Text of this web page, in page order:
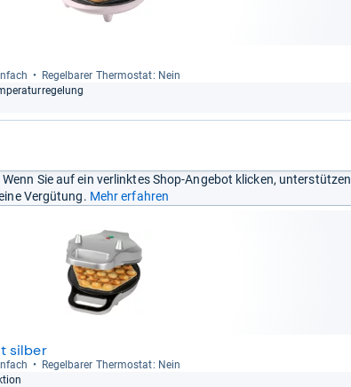
Regel­ba­rer Ther­mo­stat: Nein
Sie auf ein verlinktes Shop-Angebot klicken, unterstützen
Vergütung. Mehr erfahren
silber
Regel­ba­rer Ther­mo­stat: Nein